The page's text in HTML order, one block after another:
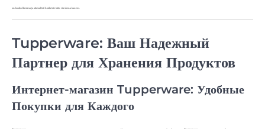
on loodud kestma ja aitavad teil hoida teie toitu värskena kauem.
Tupperware: Ваш Надежный
Партнер для Хранения Продуктов
Интернет-магазин Tupperware: Удобные
Покупки для Каждого